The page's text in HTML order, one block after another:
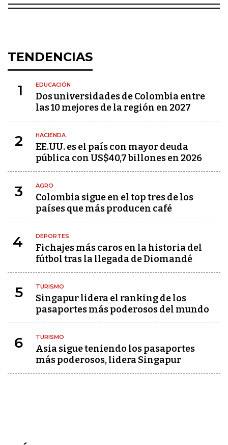
TENDENCIAS
1 EDUCACIÓN
Dos universidades de Colombia entre
las 10 mejores de la región en 2027
2 HACIENDA
EE.UU. es el país con mayor deuda
pública con US$40,7 billones en 2026
3 AGRO
Colombia sigue en el top tres de los
países que más producen café
4 DEPORTES
Fichajes más caros en la historia del
fútbol tras la llegada de Diomandé
5 TURISMO
Singapur lidera el ranking de los
pasaportes más poderosos del mundo
6 TURISMO
Asia sigue teniendo los pasaportes
más poderosos, lidera Singapur